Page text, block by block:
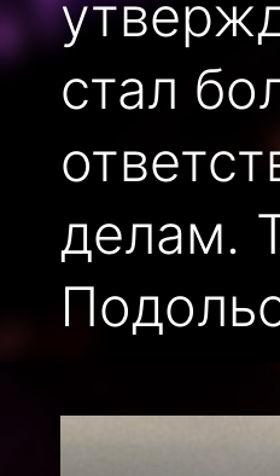
стал
делам.